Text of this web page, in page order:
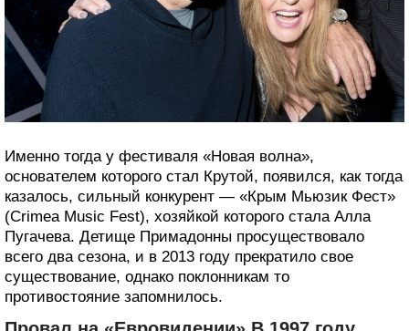
Именно тогда у фестиваля «Новая волна»,
основателем которого стал Крутой, появился, как тогда
казалось, сильный конкурент — «Крым Мьюзик Фест»
(Crimea Music Fest), хозяйкой которого стала Алла
Пугачева. Детище Примадонны просуществовало
всего два сезона, и в 2013 году прекратило свое
существование, однако поклонникам то
противостояние запомнилось.